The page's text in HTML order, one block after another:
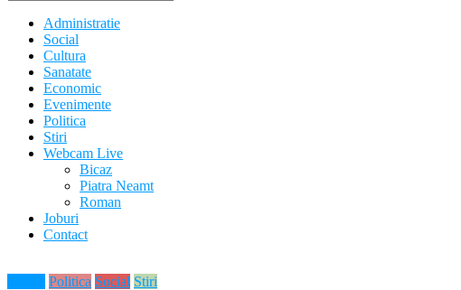
Administratie
Social
Cultura
Sanatate
Economic
Evenimente
Politica
Stiri
Webcam Live
Bicaz
Piatra Neamt
Roman
Joburi
Contact
Politica Social Stiri